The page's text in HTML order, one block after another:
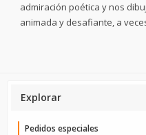
admiración poética y nos
animada y desafiante, a
Explorar
Pedidos especiales